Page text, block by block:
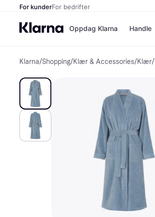
For kunderFor bedrifter
Oppdag Klarna Handle
Klarna/Shopping/Klær & Accessories/Klær/